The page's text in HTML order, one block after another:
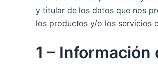
y titular de los datos que nos
los productos y/o los servicios
1 –